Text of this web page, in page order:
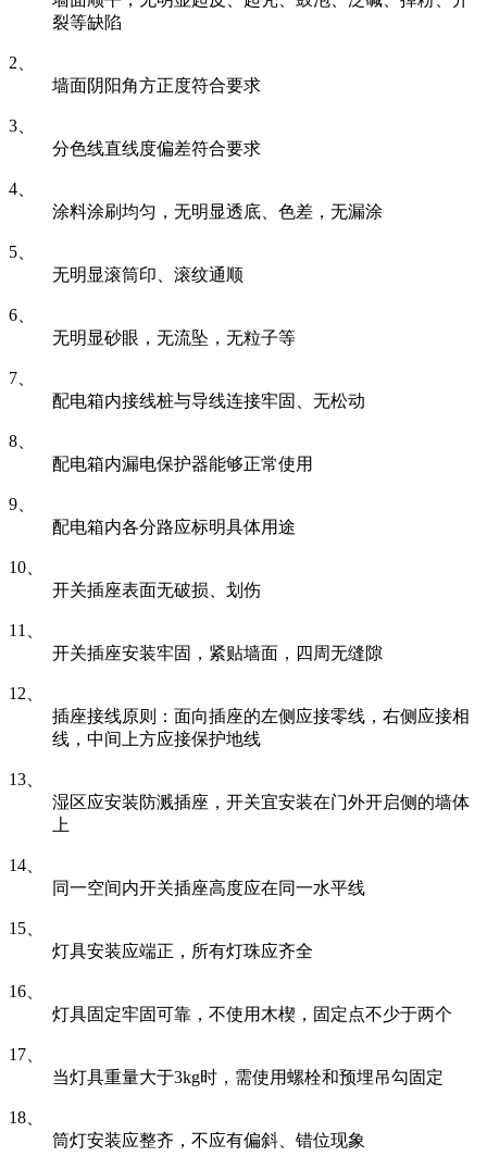
裂等缺陷
2、
墙面阴阳角方正度符合要求
3、
分色线直线度偏差符合要求
4、
涂料涂刷均匀，无明显透底、色差，无漏涂
5、
无明显滚筒印、滚纹通顺
6、
无明显砂眼，无流坠，无粒子等
7、
配电箱内接线桩与导线连接牢固、无松动
8、
配电箱内漏电保护器能够正常使用
9、
配电箱内各分路应标明具体用途
10、
开关插座表面无破损、划伤
11、
开关插座安装牢固，紧贴墙面，四周无缝隙
12、
插座接线原则：面向插座的左侧应接零线，右侧应接相
线，中间上方应接保护地线
13、
湿区应安装防溅插座，开关宜安装在门外开启侧的墙体
上
14、
同一空间内开关插座高度应在同一水平线
15、
灯具安装应端正，所有灯珠应齐全
16、
灯具固定牢固可靠，不使用木楔，固定点不少于两个
17、
当灯具重量大于3kg时，需使用螺栓和预埋吊勾固定
18、
筒灯安装应整齐，不应有偏斜、错位现象